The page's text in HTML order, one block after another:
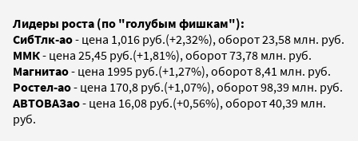
Лидеры роста (по "голубым фишкам"):
СибТлк-ао- цена 1,016 руб.(+2,32%), оборот 23,58 млн. руб.
ММК- цена 25,45 руб.(+1,81%), оборот 73,78 млн. руб.
Магнитао- цена 1995 руб.(+1,27%), оборот 8,41 млн. руб.
Ростел-ао- цена 170,8 руб.(+1,07%), оборот 98,39 млн. руб.
АВТОВАЗао- цена 16,08 руб.(+0,56%), оборот 40,39 млн.
руб.